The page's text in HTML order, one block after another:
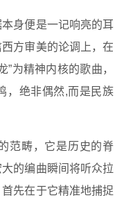
身便是一记响亮的耳
方审美的论调上，在
为精神内核的歌曲，
，绝非偶然,而是民族
范畴，它是历史的脊
的编曲瞬间将听众拉
先在于它精准地捕捉